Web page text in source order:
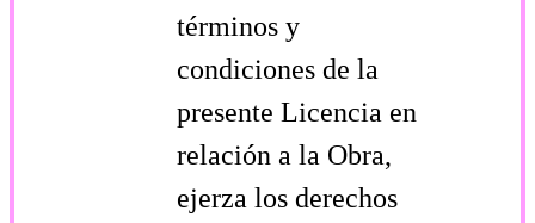
términos y
condiciones de la
presente Licencia en
relación a la Obra,
ejerza los derechos